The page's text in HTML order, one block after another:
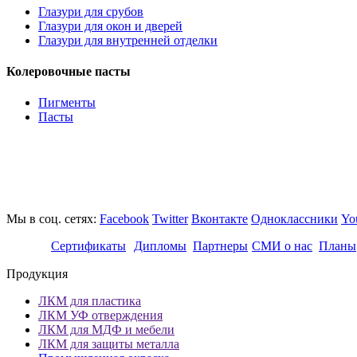
Глазури для срубов
Глазури для окон и дверей
Глазури для внутренней отделки
Колеровочные пасты
Пигменты
Пасты
Мы в соц. сетях: Facebook Twitter Вконтакте Одноклассники
Сертификаты
Дипломы Партнеры СМИ о нас Планы
Продукция
ЛКМ для пластика
ЛКМ УФ отверждения
ЛКМ для МДФ и мебели
ЛКМ для защиты металла